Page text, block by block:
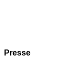
Presse